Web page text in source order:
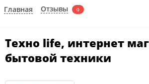
Главная Отзывы 0
Техно life, интернет
бытовой техники